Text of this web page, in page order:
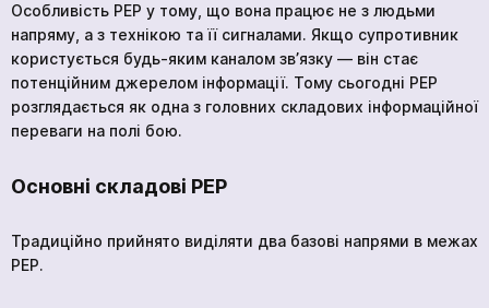
Особливість РЕР у тому, що вона працює не з людьми
напряму, а з технікою та її сигналами. Якщо супротивник
користується будь-яким каналом зв’язку — він стає
потенційним джерелом інформації. Тому сьогодні РЕР
розглядається як одна з головних складових інформаційної
переваги на полі бою.
Основні складові РЕР
Традиційно прийнято виділяти два базові напрями в межах
РЕР.